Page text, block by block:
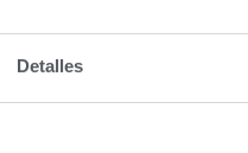
Detalles